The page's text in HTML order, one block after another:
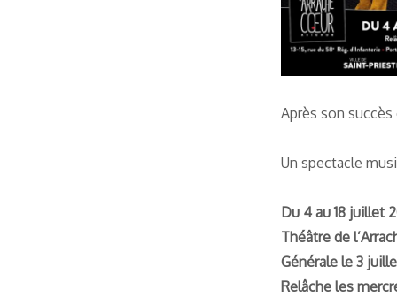
Après son
Un spectacle
Du 4 au 18 juillet
Théâtre de
Générale le 3
Relâche les